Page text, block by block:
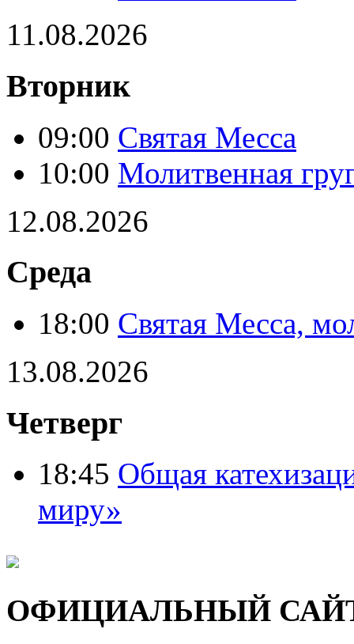
11.08.2026
Вторник
09:00 Святая Месса
10:00 Молитвенная
12.08.2026
Среда
18:00 Святая Месса,
13.08.2026
Четверг
18:45 Общая
миру»
ОФИЦИАЛЬНЫЙ